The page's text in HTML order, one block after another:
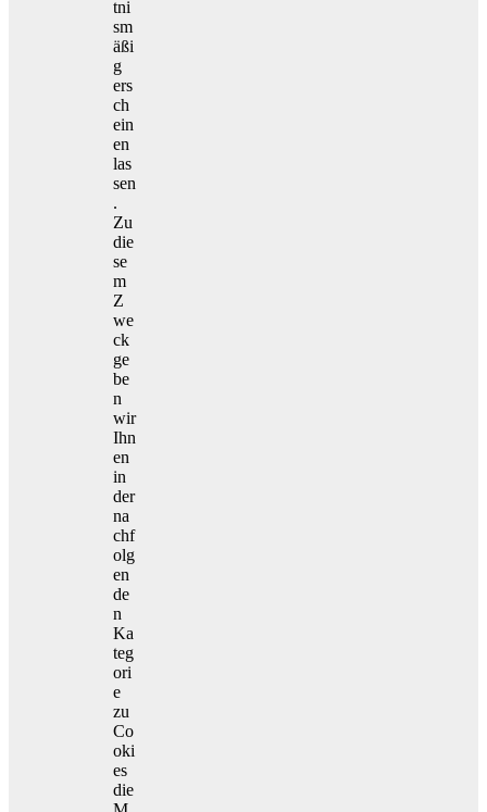
tni
sm
äßi
g
ers
ch
ein
en
las
sen
.
Zu
die
se
m
Z
we
ck
ge
be
n
wir
Ihn
en
in
der
na
chf
olg
en
de
n
Ka
teg
ori
e
zu
Co
oki
es
die